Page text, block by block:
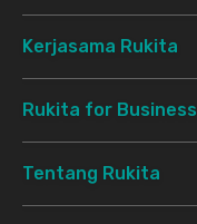
Kerjasama Rukita
Rukita for Business
Tentang Rukita